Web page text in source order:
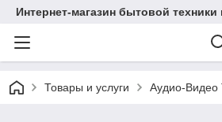
Интернет-магазин бытовой
Товары и услуги Аудио-Видео